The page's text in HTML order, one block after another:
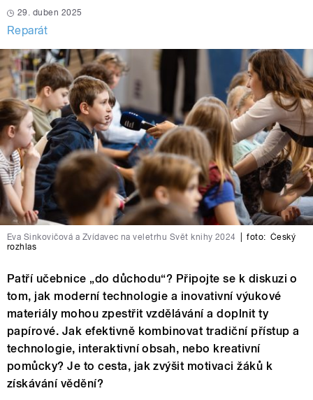
29. duben 2025
Reparát
Eva Sinkovičová a Zvídavec na veletrhu Svět knihy 2024 foto: Český
rozhlas
Patří učebnice „do důchodu“? Připojte se k diskuzi o
tom, jak moderní technologie a inovativní výukové
materiály mohou zpestřit vzdělávání a doplnit ty
papírové. Jak efektivně kombinovat tradiční přístup a
technologie, interaktivní obsah, nebo kreativní
pomůcky? Je to cesta, jak zvýšit motivaci žáků k
získávání vědění?